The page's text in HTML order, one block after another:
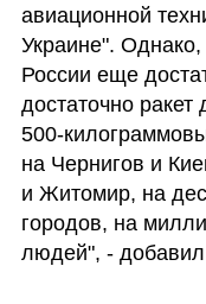
авиационной
Украине".
России еще
достаточно
500-
на Чернигов и
и Житомир, на
городов, на
людей", - добавил